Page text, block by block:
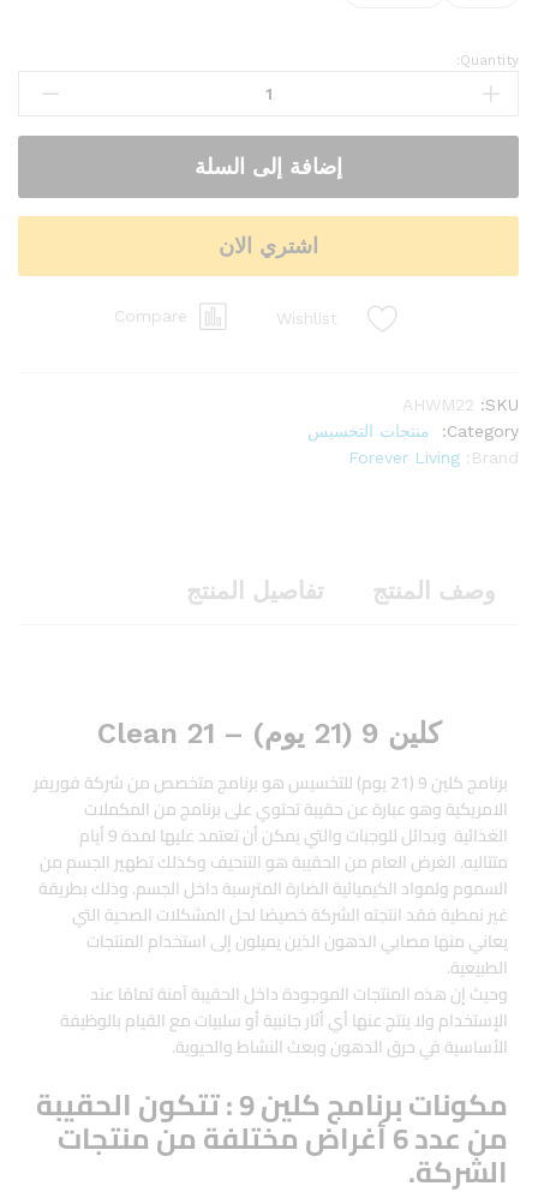
Quantity:
إضافة إلى السلة
اشتري الان
Wishlist
Compare
SKU:
AHWM22
Category:
منتجات التخسيس
Brand:
Forever Living
وصف المنتج تفاصيل المنتج
كلين 9 (21 يوم) – Clean 21
برنامج كلين 9 (21 يوم) للتخسيس هو برنامج متخصص من شركة فوريفر
الامريكية وهو عبارة عن حقيبة تحتوي على برنامج من المكملات
الغذائية وبدائل للوجبات والتي يمكن أن تعتمد عليها لمدة 9 أيام
متتاليه. الغرض العام من الحقيبة هو التنحيف وكذلك تطهير الجسم من
السموم ولمواد الكيميائية الضارة المترسبة داخل الجسم. وذلك بطريقة
غير نمطية فقد انتجته الشركة خصيصًا لحل المشكلات الصحية التي
يعاني منها مصابي الدهون الذين يميلون إلى استخدام المنتجات
الطبيعية.
وحيث إن هذه المنتجات الموجودة داخل الحقيبة آمنة تمامًا عند
الإستخدام ولا ينتج عنها أي أثار جانبية أو سلبيات مع القيام بالوظيفة
الأساسية في حرق الدهون وبعث النشاط والحيوية.
مكونات برنامج كلين 9 : تتكون الحقيبة
من عدد 6 أغراض مختلفة من منتجات
الشركة.